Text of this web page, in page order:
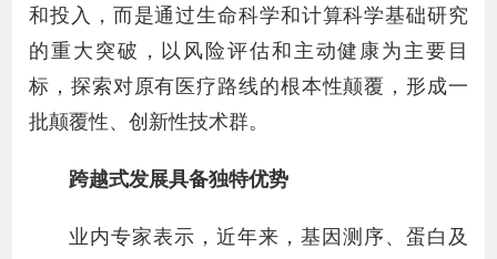
和投入，而是通过生命科学和计算科学基础研究
的重大突破，以风险评估和主动健康为主要目
标，探索对原有医疗路线的根本性颠覆，形成一
批颠覆性、创新性技术群。
跨越式发展具备独特优势
业内专家表示，近年来，基因测序、蛋白及